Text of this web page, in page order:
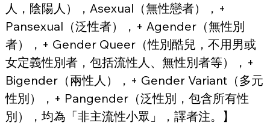
人，陰陽人），Asexual（無性戀者），+
Pansexual（泛性者），+ Agender（無性別
者），+ Gender Queer（性別酷兒，不用男或
女定義性別者，包括流性人、無性別者等），+
Bigender（兩性人），+ Gender Variant（多元
性別），+ Pangender（泛性別，包含所有性
別），均為「非主流性小眾」，譯者注。】